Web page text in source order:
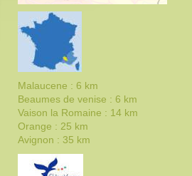
Malaucene : 6 km
Beaumes de venise : 6 km
Vaison la Romaine : 14 km
Orange : 25 km
Avignon : 35 km